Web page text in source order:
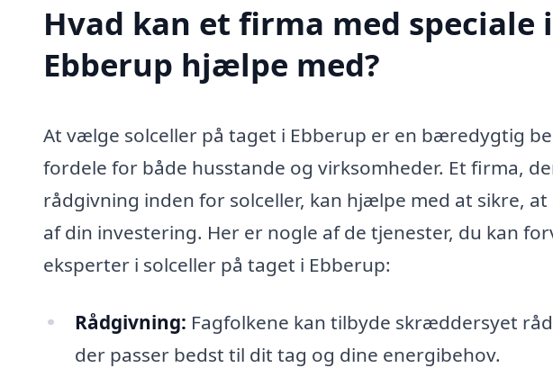
Hvad kan et firma med speciale
Ebberup hjælpe med?
At vælge solceller på taget i Ebberup er en bæredygtig
fordele for både husstande og virksomheder. Et firma,
rådgivning inden for solceller, kan hjælpe med at sikre,
af din investering. Her er nogle af de tjenester, du kan
eksperter i solceller på taget i Ebberup:
Rådgivning: Fagfolkene kan tilbyde skræddersyet
der passer bedst til dit tag og dine energibehov.